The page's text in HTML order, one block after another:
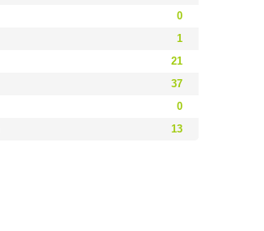
0
1
21
37
0
13